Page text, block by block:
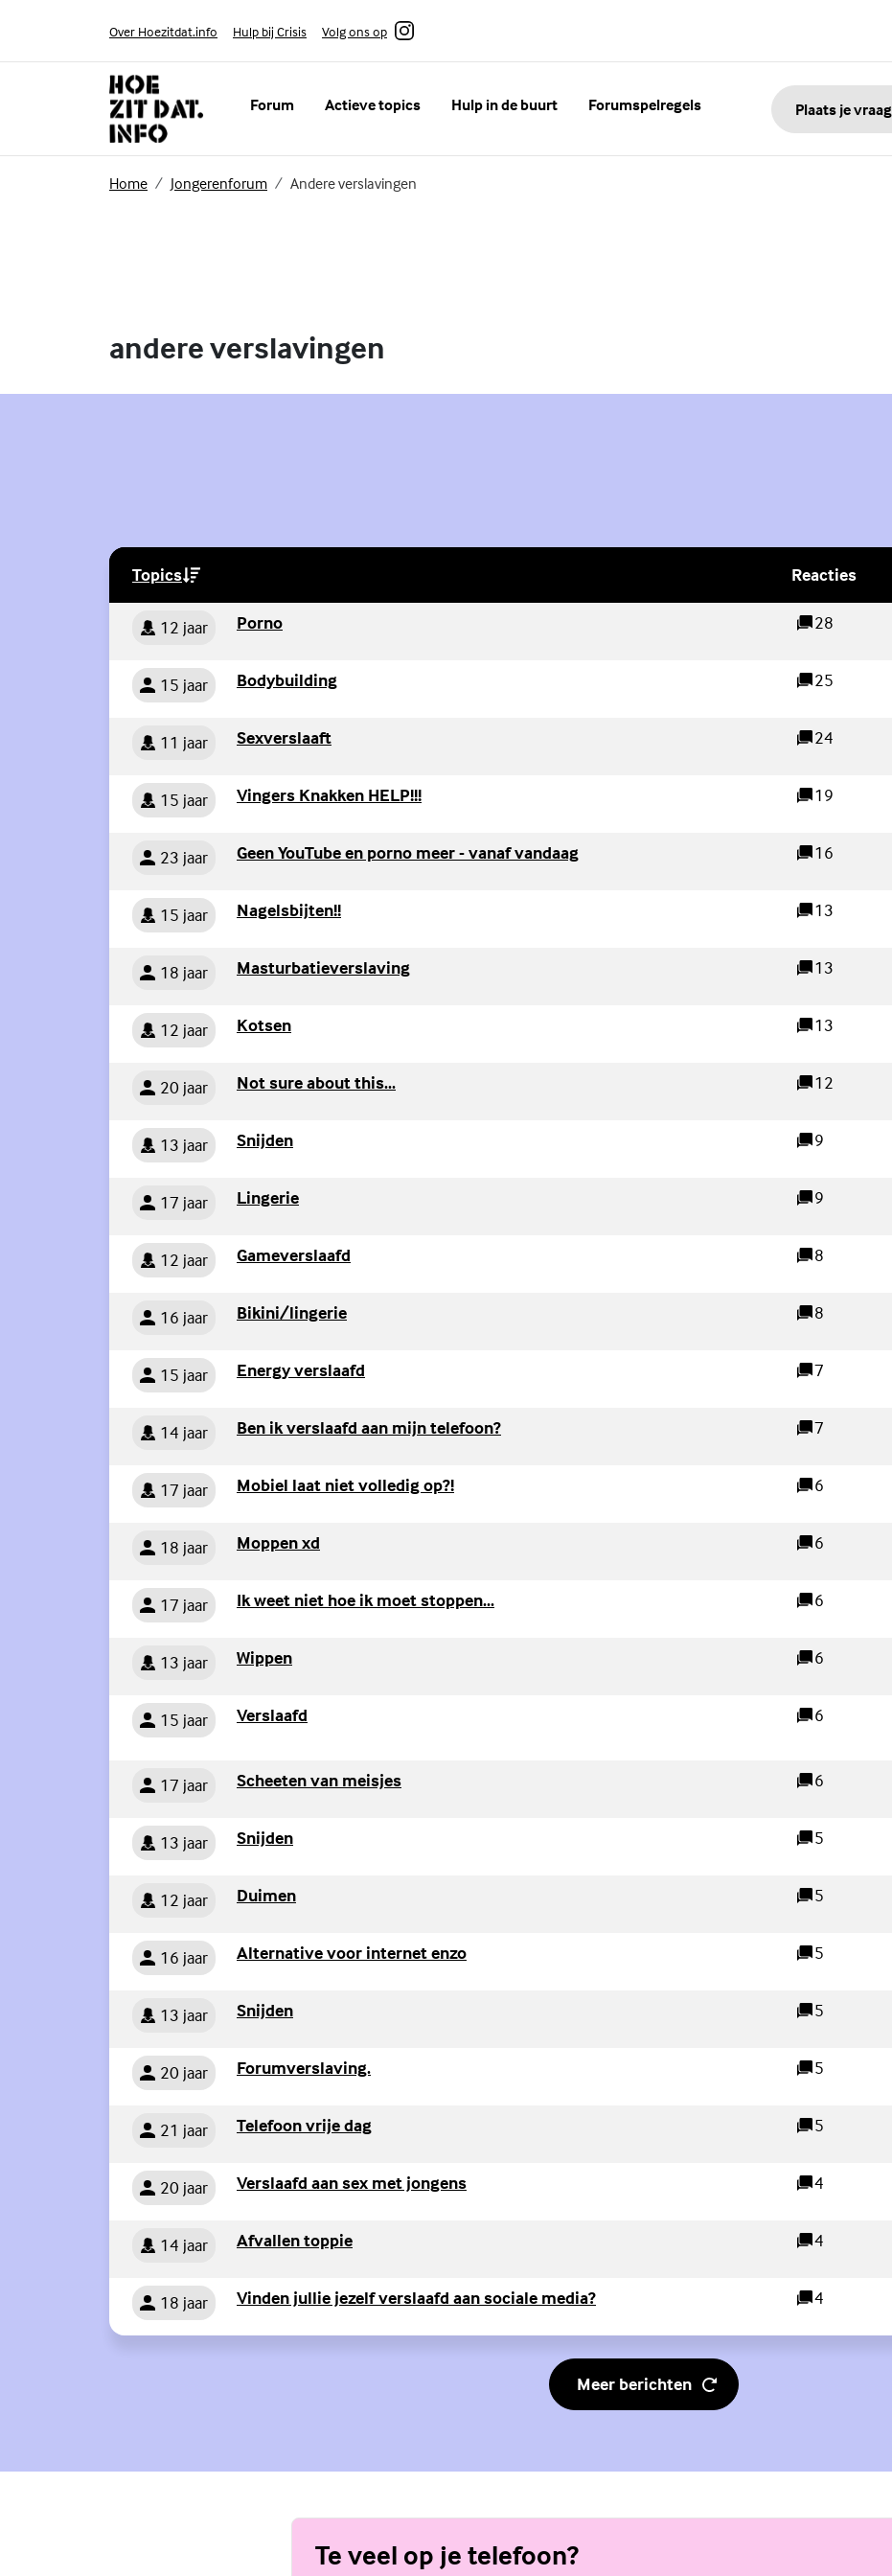
Over Hoezitdat.info Hulp bij Crisis Volg ons op
Instagram
Forum Actieve topics Hulp in de buurt Forumspelregels Plaats je vraag
Home(Externe link)
Jongerenforum(Externe link)
Andere verslavingen
andere verslavingen
Topics
(Externe link) Geschreven door
Reacties
Porno
Persoon
12 jaar 28
reacties
Bodybuilding
Persoon
15 jaar 25
reacties
Sexverslaaft
Persoon
11 jaar 24
reacties
Vingers Knakken HELP!!!
Persoon
15 jaar 19
reacties
Geen YouTube en porno meer - vanaf vandaag
Persoon
23 jaar 16
reacties
Nagelsbijten!!
Persoon
15 jaar 13
reacties
Masturbatieverslaving
Persoon
18 jaar 13
reacties
Kotsen
Persoon
12 jaar 13
reacties
Not sure about this...
Persoon
20 jaar 12
reacties
Snijden
Persoon
13 jaar 9
reacties
Lingerie
Persoon
17 jaar 9
reacties
Gameverslaafd
Persoon
12 jaar 8
reacties
Bikini/lingerie
Persoon
16 jaar 8
reacties
Energy verslaafd
Persoon
15 jaar 7
reacties
Ben ik verslaafd aan mijn telefoon?
Persoon
14 jaar 7
reacties
Mobiel laat niet volledig op?!
Persoon
17 jaar 6
reacties
Moppen xd
Persoon
18 jaar 6
reacties
Ik weet niet hoe ik moet stoppen...
Persoon
17 jaar 6
reacties
Wippen
Persoon
13 jaar 6
reacties
Verslaafd
Persoon
15 jaar 6
reacties
Scheeten van meisjes
Persoon
17 jaar 6
reacties
Snijden
Persoon
13 jaar 5
reacties
Duimen
Persoon
12 jaar 5
reacties
Alternative voor internet enzo
Persoon
16 jaar 5
reacties
Snijden
Persoon
13 jaar 5
reacties
Forumverslaving.
Persoon
20 jaar 5
reacties
Telefoon vrije dag
Persoon
21 jaar 5
reacties
Verslaafd aan sex met jongens
Persoon
20 jaar 4
reacties
Afvallen toppie
Persoon
14 jaar 4
reacties
Vinden jullie jezelf verslaafd aan sociale media?
Persoon
18 jaar 4
reacties
Meer berichten
Te veel op je telefoon?